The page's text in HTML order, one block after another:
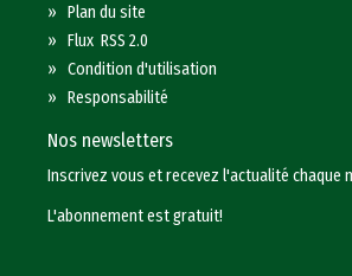
»Plan du site
»Flux RSS 2.0
»Condition d'utilisation
»Responsabilité
Nos newsletters
Inscrivez vous et recevez l'actualité chaque
L'abonnement est gratuit!